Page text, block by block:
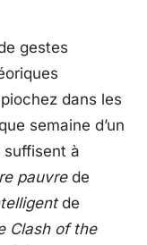
gestes
dans les
semaine d’un
suffisent à
pauvrede
de
Clash of the